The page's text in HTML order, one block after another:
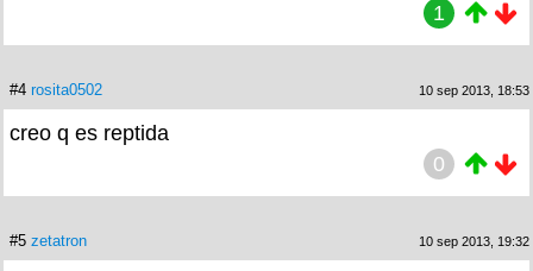
1
#4 rosita0502 10 sep 2013, 18:53
creo q es reptida
0
#5 zetatron 10 sep 2013, 19:32